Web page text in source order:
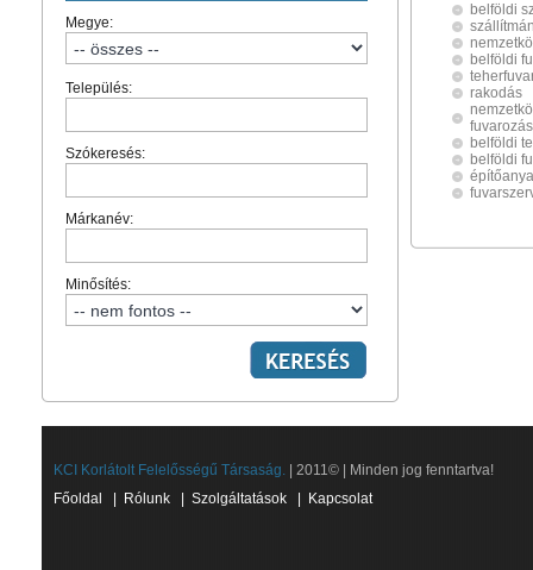
Megye:
Település:
Szókeresés:
Márkanév:
Minősítés:
belföldi
belföldi
rakodás
fuvarozás
belföldi
belföldi
KCI Korlátolt Felelősségű Társaság. | 2011© | Minden jog fenntartva!
Főoldal
Rólunk Szolgáltatások Kapcsolat